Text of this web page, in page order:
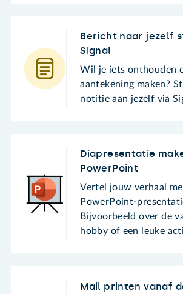
Bericht naar jezelf
Signal
Wil je iets onthouden
aantekening maken?
notitie aan jezelf via
Diapresentatie
PowerPoint
Vertel jouw verhaal
PowerPoint-
Bijvoorbeeld over de
hobby of een leuke
Mail printen vanaf